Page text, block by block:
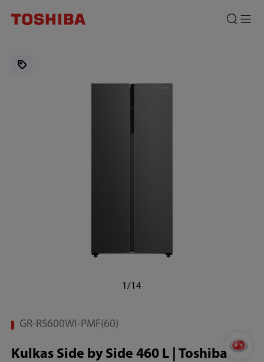
Kulkas
Pintu
1/14
GR-RS600WI-PMF(60)
Kulkas Side by Side 460 L | Toshiba